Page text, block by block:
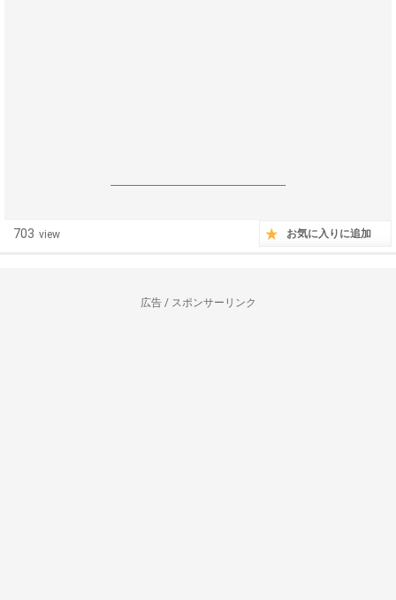
------------------------------------------------------------------
703 view お気に入りに追加
広告 / スポンサーリンク